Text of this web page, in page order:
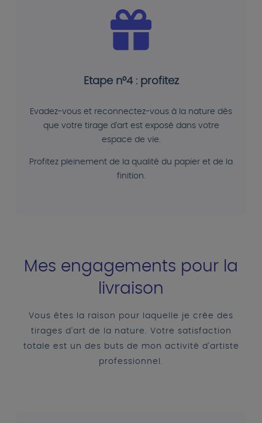
Etape n°4 : profitez
Evadez-vous et reconnectez-vous à la nature dès
que votre tirage d'art est exposé dans votre
espace de vie.
Profitez pleinement de la qualité du papier et de la
finition.
Mes engagements pour la
livraison
Vous êtes la raison pour laquelle je crée des
tirages d'art de la nature. Votre satisfaction
totale est un des buts de mon activité d'artiste
professionnel.